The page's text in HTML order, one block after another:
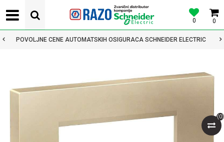
0
0
POVOLJNE CENE AUTOMATSKIH OSIGURACA SCHNEIDER ELECTRIC
(0)